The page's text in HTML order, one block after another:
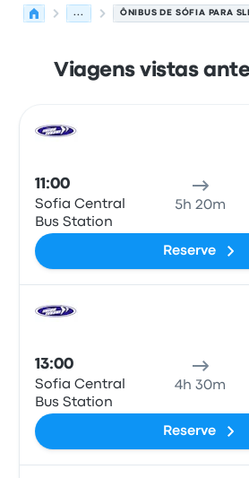
... ÔNIBUS DE SÓFIA PARA
Viagens vistas
11:00
Sofia Central
Bus Station
5h 20m
Reserve
13:00
Sofia Central
Bus Station
4h 30m
Reserve